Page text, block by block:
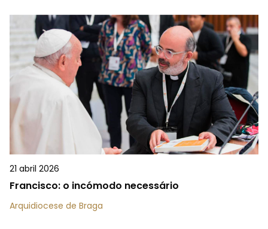
21 abril 2026
Francisco: o incómodo necessário
Arquidiocese de Braga